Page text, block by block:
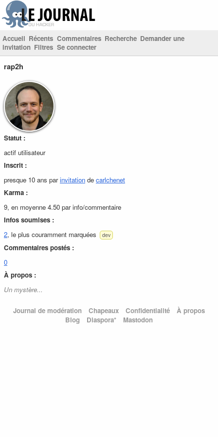
Accueil Récents Commentaires Recherche Demander une
invitation Filtres Se connecter
rap2h
Statut :
actif utilisateur
Inscrit :
presque 10 ans parinvitation de carlchenet
Karma :
9, en moyenne 4.50 par info/commentaire
Infos soumises :
2, le plus couramment marquées dev
Commentaires postés :
0
À propos :
Un mystère...
Journal de modération Chapeaux Confidentialité
À propos
Blog
Diaspora* Mastodon